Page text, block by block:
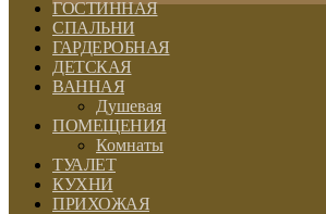
ГОСТИННАЯ
СПАЛЬНИ
ГАРДЕРОБНАЯ
ДЕТСКАЯ
ВАННАЯ
Душевая
ПОМЕЩЕНИЯ
Комнаты
ТУАЛЕТ
КУХНИ
ПРИХОЖАЯ